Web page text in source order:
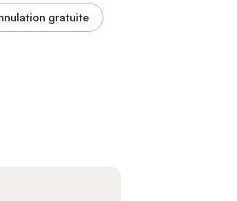
gratuite